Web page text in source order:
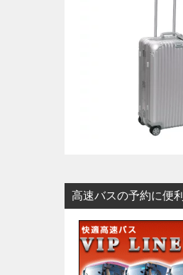
高速バスの予約に便利